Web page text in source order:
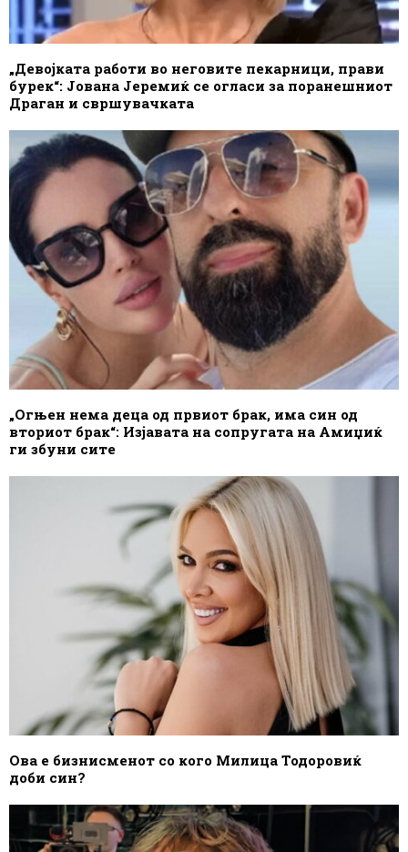
„Девојката работи во неговите пекарници, прави
бурек“: Јована Јеремиќ се огласи за поранешниот
Драган и свршувачката
„Огњен нема деца од првиот брак, има син од
вториот брак“: Изјавата на сопругата на Амиџиќ
ги збуни сите
Ова е бизнисменот со кого Милица Тодоровиќ
доби син?